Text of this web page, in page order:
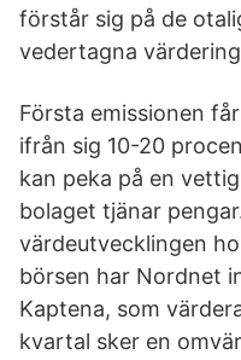
förstår sig på de
vedertagna
Första emissionen
ifrån sig 10-20
kan peka på en
bolaget tjänar
värdeutvecklingen
börsen har Nordnet
Kaptena, som
kvartal sker en